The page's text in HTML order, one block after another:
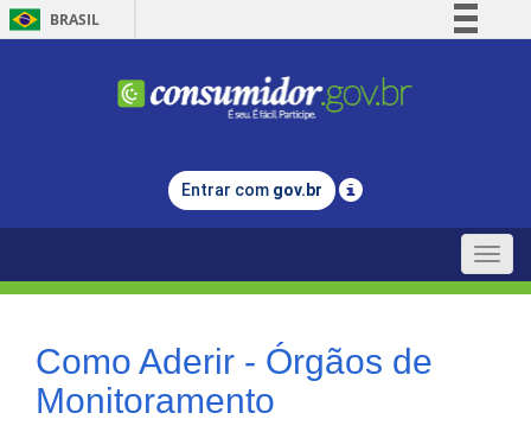
BRASIL
Comunica BR
Legislação
Entrar com gov.br
Toggle
Como Aderir - Órgãos de
Monitoramento